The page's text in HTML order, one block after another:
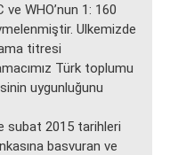
ve WHO’nun 1: 160
Ulkemizde
titresi
Türk toplumu
uygunluğunu
subat 2015 tarihleri
basvuran ve